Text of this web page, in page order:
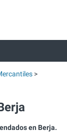
en Berja.